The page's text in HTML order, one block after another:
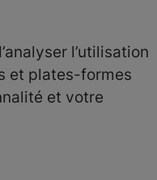
l’utilisation
et plates-formes
et votre